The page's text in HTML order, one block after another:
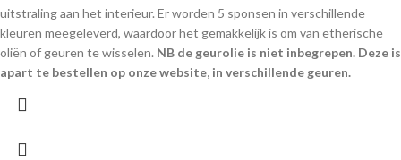
uitstraling aan het interieur. Er worden 5 sponsen in verschillende
kleuren meegeleverd, waardoor het gemakkelijk is om van etherische
oliën of geuren te wisselen. NB de geurolie is niet inbegrepen. Deze is
apart te bestellen op onze website, in verschillende geuren.